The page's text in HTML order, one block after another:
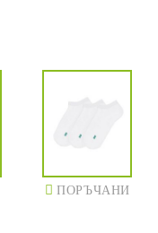
ПОРЪЧАНИ